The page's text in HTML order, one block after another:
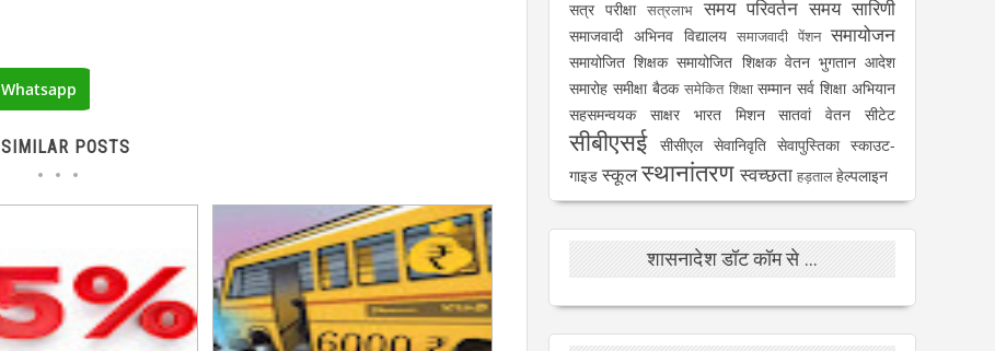
Whatsapp
SIMILAR POSTS
सत्र परीक्षा सत्रलाभ समय परिवर्तन समय सारिणी
समाजवादी अभिनव विद्यालय समाजवादी पेंशन समायोजन
समायोजित शिक्षक समायोजित शिक्षक वेतन भुगतान आदेश
समारोह समीक्षा बैठक समेकित शिक्षा सम्मान सर्व शिक्षा अभियान
सहसमन्वयक
साक्षर भारत मिशन सातवां वेतन सीटेट
सीबीएसई सीसीएल सेवानिवृति सेवापुस्तिका स्काउट-
गाइड स्कूलस्थानांतरण स्वच्छता हड़तालहेल्पलाइन
शासनादेश डॉट कॉम से ...